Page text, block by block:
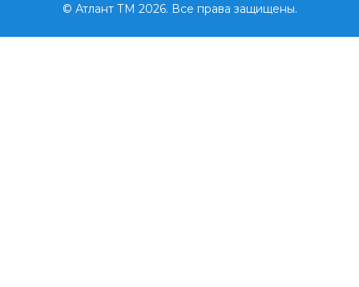
© Атлант ТМ 2026. Все права защищены.